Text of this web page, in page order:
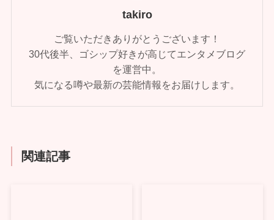
takiro
ご覧いただきありがとうございます！
30代後半、ゴシップ好きが高じてエンタメブログ
を運営中。
気になる噂や最新の芸能情報をお届けします。
関連記事